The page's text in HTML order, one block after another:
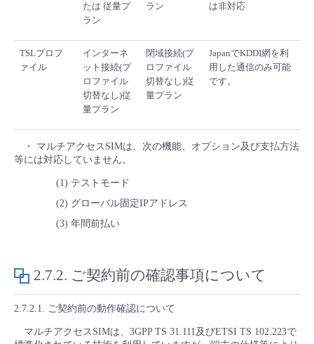
たは 従量プ
ラン
ラン
は非対応
TSLプロフ
ァイル
インターネ
ット接続(プ
ロファイル
切替なし)従
量プラン
閉域接続(プ
ロファイル
切替なし)従
量プラン
JapanでKDDI網を利
用した通信のみ可能
です。
・ マルチアクセスSIMは、次の機能、オプション及び支払方法
等には対応していません。
(1) テストモード
(2) グローバル固定IPアドレス
(3) 年間前払い
2.7.2. ご契約前の確認事項について
2.7.2.1. ご契約前の動作確認について
マルチアクセスSIMは、3GPP TS 31.111及びETSI TS 102.223で